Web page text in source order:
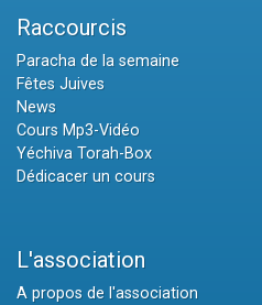
Raccourcis
Paracha de la semaine
Fêtes Juives
News
Cours Mp3-Vidéo
Yéchiva Torah-Box
Dédicacer un cours
L'association
A propos de l'association